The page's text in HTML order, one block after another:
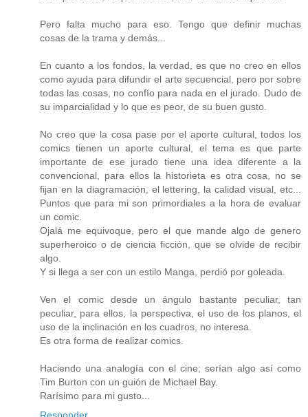
Pero falta mucho para eso. Tengo que definir muchas
cosas de la trama y demás...
En cuanto a los fondos, la verdad, es que no creo en ellos
como ayuda para difundir el arte secuencial, pero por sobre
todas las cosas, no confío para nada en el jurado. Dudo de
su imparcialidad y lo que es peor, de su buen gusto.
No creo que la cosa pase por el aporte cultural, todos los
comics tienen un aporte cultural, el tema es que parte
importante de ese jurado tiene una idea diferente a la
convencional, para ellos la historieta es otra cosa, no se
fijan en la diagramación, el lettering, la calidad visual, etc...
Puntos que para mi son primordiales a la hora de evaluar
un comic.
Ojalá me equivoque, pero el que mande algo de genero
superheroico o de ciencia ficción, que se olvide de recibir
algo.
Y si llega a ser con un estilo Manga, perdió por goleada.
Ven el comic desde un ángulo bastante peculiar, tan
peculiar, para ellos, la perspectiva, el uso de los planos, el
uso de la inclinación en los cuadros, no interesa.
Es otra forma de realizar comics.
Haciendo una analogía con el cine; serían algo así como
Tim Burton con un guión de Michael Bay.
Rarísimo para mi gusto...
Responder